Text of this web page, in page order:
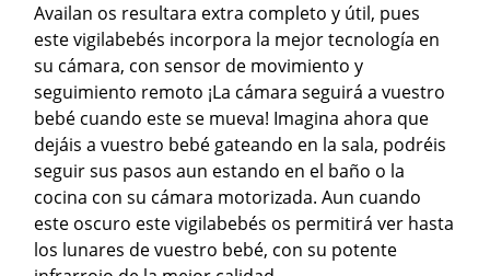
Availan os resultara extra completo y útil, pues
este vigilabebés incorpora la mejor tecnología en
su cámara, con sensor de movimiento y
seguimiento remoto ¡La cámara seguirá a vuestro
bebé cuando este se mueva! Imagina ahora que
dejáis a vuestro bebé gateando en la sala, podréis
seguir sus pasos aun estando en el baño o la
cocina con su cámara motorizada. Aun cuando
este oscuro este vigilabebés os permitirá ver hasta
los lunares de vuestro bebé, con su potente